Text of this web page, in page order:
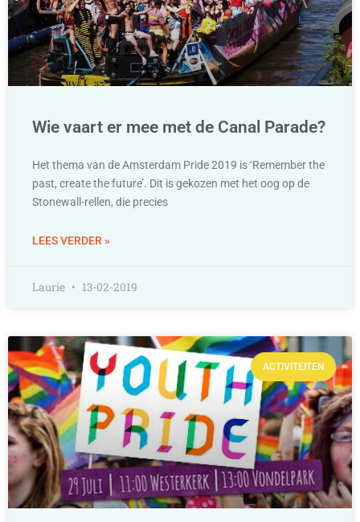
Wie vaart er mee met de Canal Parade?
Het thema van de Amsterdam Pride 2019 is ‘Remember the
past, create the future’. Dit is gekozen met het oog op de
Stonewall-rellen, die precies
LEES VERDER »
Laurie 13-02-2019
ACTIVITEITEN